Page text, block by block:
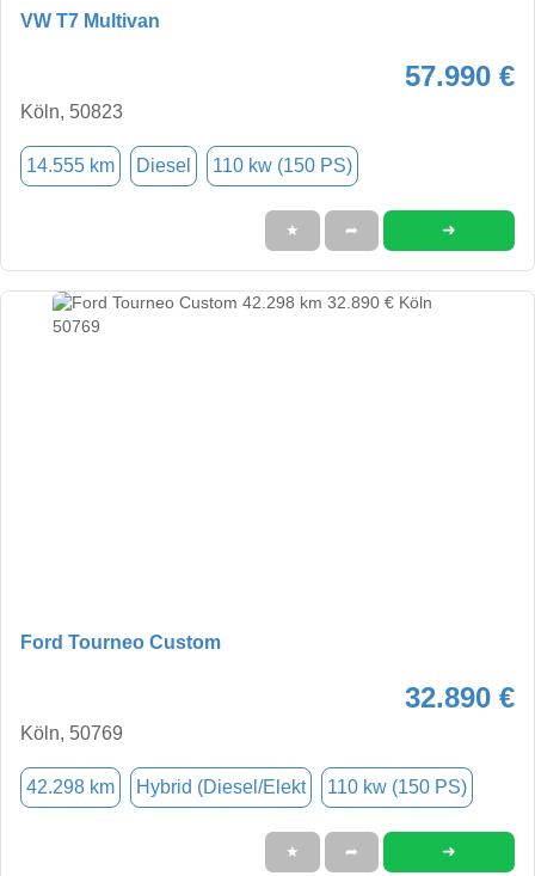
VW T7 Multivan
57.990 €
Köln, 50823
14.555 km Diesel 110 kw (150 PS)
★ ➦ ➜
Ford Tourneo Custom
32.890 €
Köln, 50769
42.298 km Hybrid (Diesel/Elekt 110 kw (150 PS)
★ ➦ ➜